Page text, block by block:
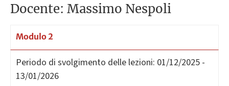
Docente: Massimo Nespoli
Modulo 2
Periodo di svolgimento delle lezioni: 01/12/2025 -
13/01/2026